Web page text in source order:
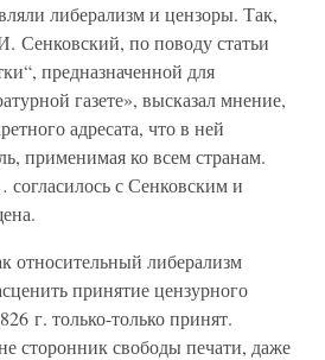
либерализм и цензоры. Так,
Сенковский, по поводу статьи
предназначенной для
газете», высказал мнение,
адресата, что в ней
применимая ко всем странам.
с Сенковским и
относительный либерализм
принятие цензурного
г. только-только принят.
сторонник свободы печати, даже